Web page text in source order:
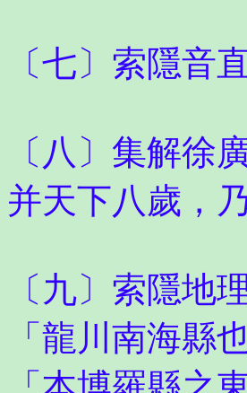
〔七〕索隱音
〔八〕集解徐
并天下八歲，
〔九〕索隱地
「龍川南海縣